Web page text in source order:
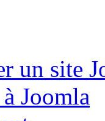
un site
Joomla